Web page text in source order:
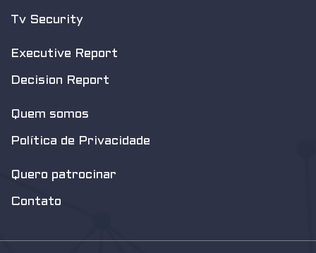
Tv Security
Executive Report
Decision Report
Quem somos
Política de Privacidade
Quero patrocinar
Contato